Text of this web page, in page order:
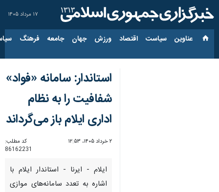
۱۷ مرداد ۱۴۰۵
عناوین‌ سیاست اقتصاد ورزش جهان جامعه فرهنگ
استاندار: سامانه «فواد»
شفافیت را به نظام
اداری ایلام باز می‌گرداند
۲ خرداد ۱۴۰۵، ۱۲:۵۳
کد مطلب:
86162231
ایلام - ایرنا - استاندار ایلام با
اشاره به تعدد سامانه‌های موازی